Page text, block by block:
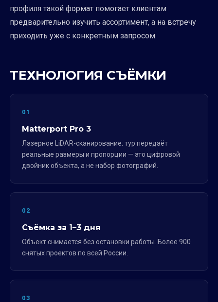
профиля такой формат помогает клиентам
предварительно изучить ассортимент, а на встречу
приходить уже с конкретным запросом.
ТЕХНОЛОГИЯ СЪЁМКИ
01
Matterport Pro 3
Лазерное LiDAR-сканирование: тур передаёт
реальные размеры и пропорции — это цифровой
двойник объекта, а не набор фотографий.
02
Съёмка за 1–3 дня
Объект снимается без остановки работы. Более 900
снятых проектов по всей России.
03